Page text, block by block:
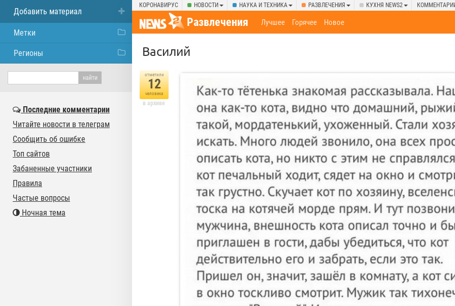
КОРОНАВИРУС НОВОСТИ НАУКА И ТЕХНИКА РАЗВЛЕЧЕНИЯ КУХНЯ NEWS2
Развлечения Лучшее Горячее Новое
Василий
отметили
12
человека
в архиве
Добавить материал
Метки
Регионы
Последние комментарии
Читайте новости в телеграм
Сообщить об ошибке
Топ сайтов
Забаненные участники
Правила
Частые вопросы
Ночная тема